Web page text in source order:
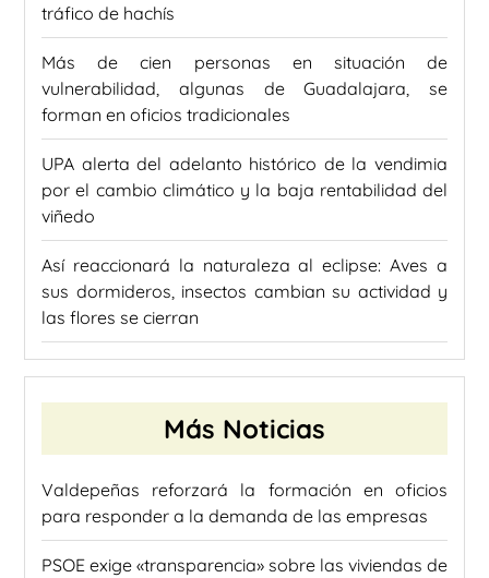
tráfico de hachís
Más de cien personas en situación de
vulnerabilidad, algunas de Guadalajara, se
forman en oficios tradicionales
UPA alerta del adelanto histórico de la vendimia
por el cambio climático y la baja rentabilidad del
viñedo
Así reaccionará la naturaleza al eclipse: Aves a
sus dormideros, insectos cambian su actividad y
las flores se cierran
Más Noticias
Valdepeñas reforzará la formación en oficios
para responder a la demanda de las empresas
PSOE exige «transparencia» sobre las viviendas de